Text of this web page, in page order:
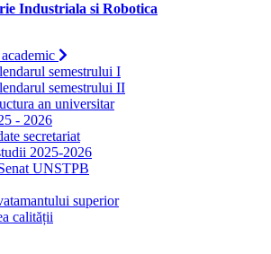
Industriala si Robotica
semestrului I
semestrului II
an universitar
- 2026
secretariat
2025-2026
UNSTPB
superior
calității